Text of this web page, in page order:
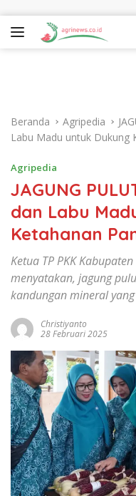
Beranda Agripedia
Labu Madu untuk Dukung
Agripedia
JAGUNG
dan Labu
Ketahanan
Ketua TP PKK
menyatakan, jagung
kandungan mineral
Christiyanto
28 Februari 2025